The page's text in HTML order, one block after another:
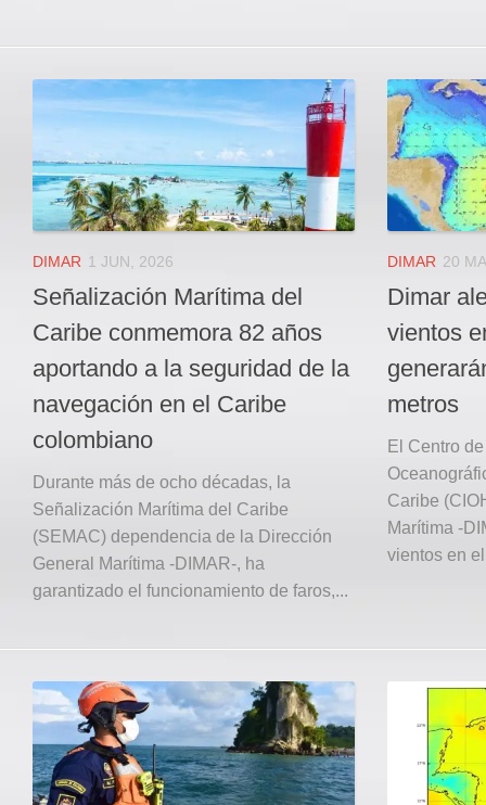
DIMAR 1 JUN, 2026
Señalización Marítima del
Caribe conmemora 82 años
aportando a la seguridad de la
navegación en el Caribe
colombiano
Durante más de ocho décadas, la
Señalización Marítima del Caribe
(SEMAC) dependencia de la Dirección
General Marítima -DIMAR-, ha
garantizado el funcionamiento de faros,...
DIMAR 20
Dimar
vientos
metros
El Centro
Caribe
Marítima -
vientos en